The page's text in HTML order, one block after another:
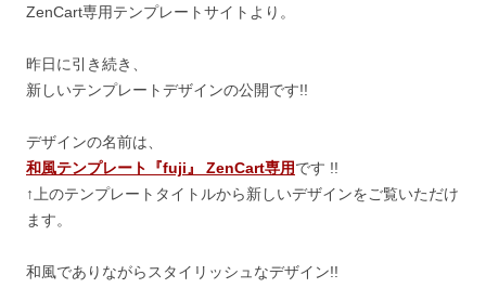
ZenCart専用テンプレートサイトより。
昨日に引き続き、
新しいテンプレートデザインの公開です!!
デザインの名前は、
和風テンプレート『fuji』 ZenCart専用です !!
↑上のテンプレートタイトルから新しいデザインをご覧いただけ
ます。
和風でありながらスタイリッシュなデザイン!!